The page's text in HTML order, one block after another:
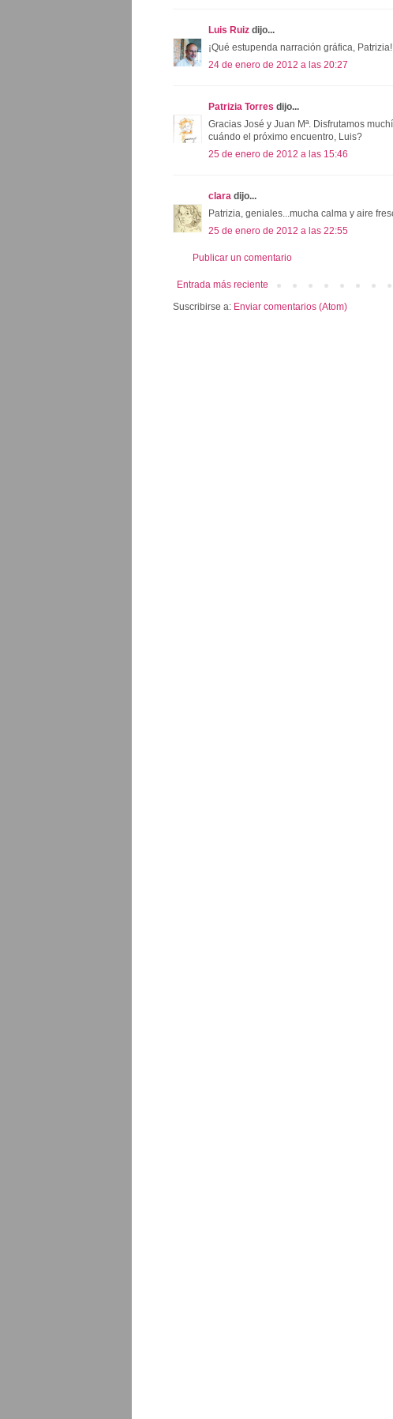
Luis Ruiz dijo...
¡Qué estupenda narración gráfica,
24 de enero de 2012 a las 20:27
Patrizia Torres dijo...
Gracias José y Juan Mª. Disfrutamos
cuándo el próximo encuentro, Luis?
25 de enero de 2012 a las 15:46
clara dijo...
Patrizia, geniales...mucha calma y aire
25 de enero de 2012 a las 22:55
Publicar un comentario
Entrada más reciente
Suscribirse a: Enviar comentarios (Atom)